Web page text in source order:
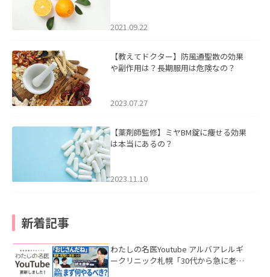
2021.09.22
【教えてドクター】防風通聖散の効果
や副作用は？長期服用は危険なの？
2023.07.27
【薬剤師監修】ミヤBM錠に痩せる効果
は本当にあるの？
2023.11.10
新着記事
わたしの名医Youtube アルバアレルギ
ークリニック札幌「30代から急に老け